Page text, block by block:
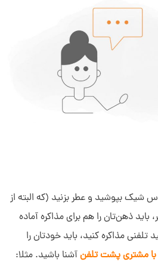
شیک بپوشید و عطر بزنید (که البته از
ذهن‌تان را هم برای مذاکره آماده
مذاکره کنید، باید خودتان را
مشتری پشت تلفنآشنا باشید. مثلا: